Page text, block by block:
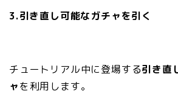
3.引き直し可能なガチャを引く
チュートリアル中に登場する引き直
ャを利用します。